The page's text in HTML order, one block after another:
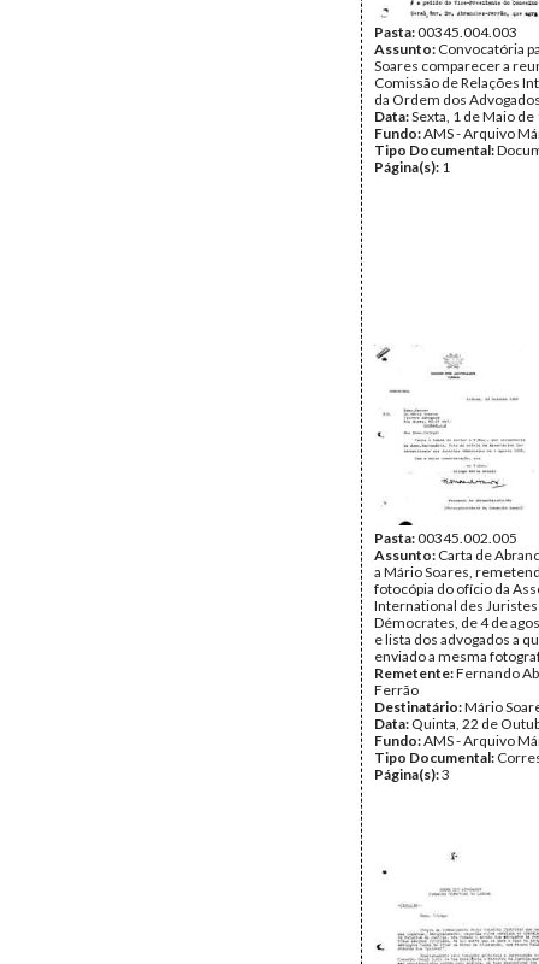
Pasta:00345.004.003
Assunto: Convocatória
Soares comparecer a
Comissão de Relações
da Ordem dos
Data:Sexta, 1 de Maio de
Fundo:AMS - Arquivo
Tipo Documental:
Página(s): 1
Pasta:00345.002.005
Assunto: Carta de
a Mário Soares,
fotocópia do ofício da
International des Juristes
Démocrates, de 4 de
e lista dos advogados a
enviado a mesma
Remetente:Fernando
Ferrão
Destinatário:Mário
Data: Quinta, 22 de
Fundo:AMS - Arquivo
Tipo Documental:
Página(s):3